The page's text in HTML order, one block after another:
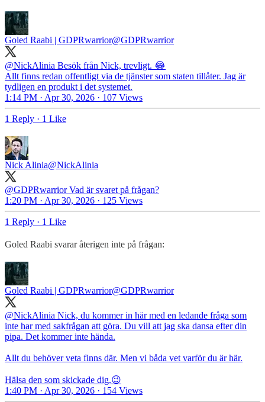
Goled Raabi | GDPRwarrior@GDPRwarrior
@NickAlinia Besök från Nick, trevligt. 😂
Allt finns redan offentligt via de tjänster som staten tillåter. Jag är
tydligen en produkt i det systemet.
1:14 PM · Apr 30, 2026 · 107 Views
1 Reply · 1 Like
Nick Alinia@NickAlinia
@GDPRwarriorVad är svaret på frågan?
1:20 PM · Apr 30, 2026 · 125 Views
1 Reply · 1 Like
Goled Raabi svarar återigen inte på frågan:
Goled Raabi | GDPRwarrior@GDPRwarrior
@NickAlinia Nick, du kommer in här med en ledande fråga som
inte har med sakfrågan att göra. Du vill att jag ska dansa efter din
pipa. Det kommer inte hända.
Allt du behöver veta finns där. Men vi båda vet varför du är här.
Hälsa den som skickade dig.😉
1:40 PM · Apr 30, 2026 · 154 Views